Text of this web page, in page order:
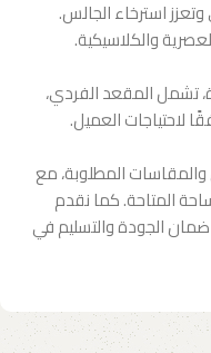
استرخاء الجالس.
والكلاسيكية.
تشمل المقعد الفردي،
لاحتياجات العميل.
والمقاسات المطلوبة، مع
المتاحة. كما نقدم
الجودة والتسليم في